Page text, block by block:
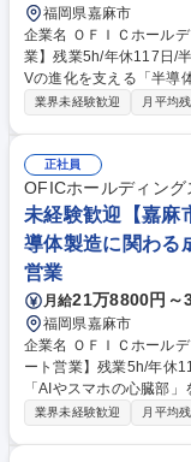
福岡県嘉麻市
企業名 ＯＦＩＣホールディングス株式会
業】残業5h/年休117日/半導体
Vの進化を支える「半導
せ。単なる物売りでは
顧客9割、1日1～2社の
いう課題に、自社工場
端技術に触れながら、営
味。17:15定時退社が基
味との時間を最大化しな
とゆとりを両立できる環境です。 募集職種 【嘉麻市/
業5h/年休117日/半導体
業界未経験歓迎 月平均
正社員
OFICホールディング
未経験歓迎【嘉麻
導体製造に関わる
営業
月給21万8800円～
福岡県嘉麻市
企業名 ＯＦＩＣホールディングス株式会
ート営業】残業5h/年休117
「AIやスマホの心臓部
して、製造に不可欠な
業界未経験歓迎 月平均